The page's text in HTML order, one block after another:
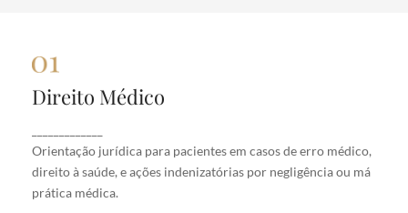
Direito Médico
Orientação jurídica para pacientes em casos de erro médico,
direito à saúde, e ações indenizatórias por negligência ou má
prática médica.
Direito Médico
erro médico, direito à saúde, e ações indenizatórias
por negligência ou má prática médica.